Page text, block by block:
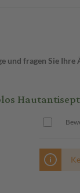
und fragen Sie